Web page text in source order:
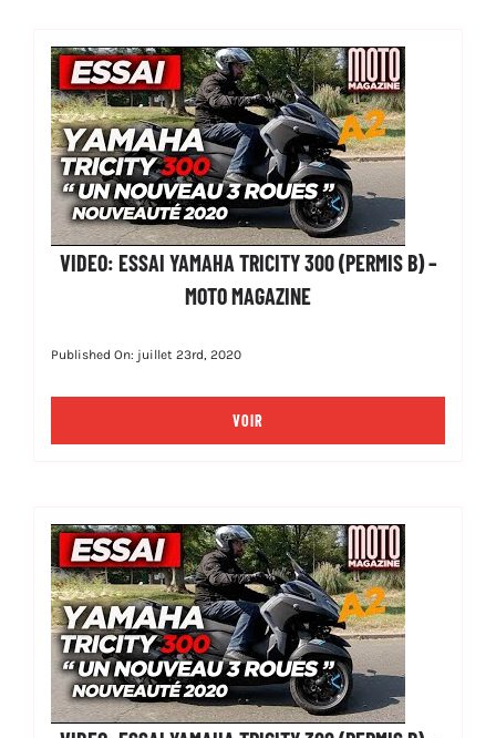
VIDEO: ESSAI YAMAHA TRICITY 300 (PERMIS B) –
MOTO MAGAZINE
Published On: juillet 23rd, 2020
VOIR